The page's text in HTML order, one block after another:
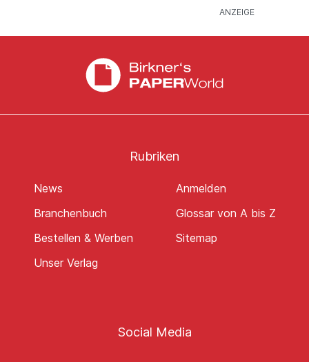
Rubriken
News
Branchenbuch
Bestellen & Werben
Unser Verlag
Anmelden
Glossar von A bis Z
Sitemap
Social Media